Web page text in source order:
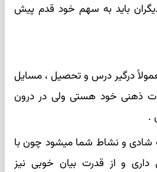
باید به سهم خود قدم پیش
درگیر درس و تحصیل ، مسایل
ذهنی خود هستی ولی در درون
.
شادی و نشاط شما میشود چون با
داری و از قدرت بیان خوبی نیز